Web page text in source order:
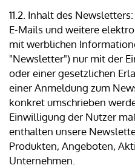
11.2. Inhalt des
E-Mails und weitere
mit werblichen
"Newsletter") nur mit der
oder einer gesetzlichen
einer Anmeldung zum
konkret umschrieben
Einwilligung der Nutzer
enthalten unsere
Produkten, Angeboten,
Unternehmen.